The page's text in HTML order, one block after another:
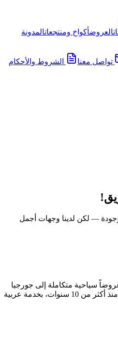
العروضأكواخ ومنتجعاتالمدونة
تواصل معنا
الشروط والأحكام
— لكن لدينا وجهات أجمل
سياحية متكاملة إلى جورجيا
والقوقاز وأجمل وجهات العالم منذ أكثر من 10 سنوات، بخدمة عربية